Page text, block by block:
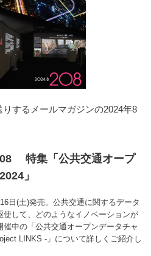
するメールマガジンの2024年8
特集「公共交通オープ
」
日(土)発売。公共交通に関するデータ
使して、どのようなイノベーションが
中の「公共交通オープンデータチャ
LINKS -」について詳しくご紹介し